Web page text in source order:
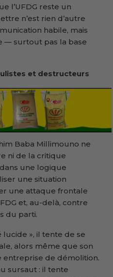
l’UFDG reste un
n’est rien d’autre
habile, mais
— surtout pas la base
et destructeurs
Baba Millimouno ne
ni de la critique
une logique
une situation
une attaque frontale
et, au-delà, contre
du parti.
», il tente de se
alors même que son
entreprise de démolition.
sursaut : il tente